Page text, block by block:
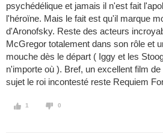
psychédélique et jamais il n'est fait
l'héroïne. Mais le fait est qu'il marque
d'Aronofsky. Reste des acteurs
McGregor totalement dans son rôle et
mouche dès le départ ( Iggy et les
n'importe où ). Bref, un excellent film
sujet le roi incontesté reste Requiem
1 0